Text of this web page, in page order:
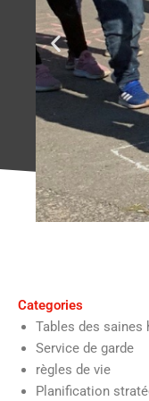
Categories
Tables des saines
Service de garde
règles de vie
Planification